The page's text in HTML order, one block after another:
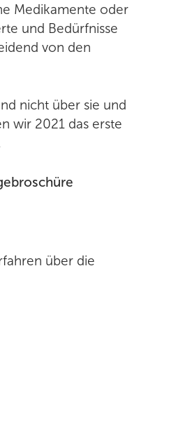
Medikamente oder
und Bedürfnisse
von den
nicht über sie und
wir 2021 das erste
über die